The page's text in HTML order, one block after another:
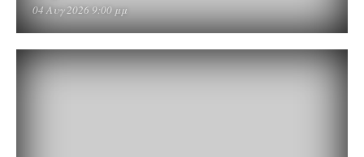
04 Αυγ 2026 9:00 μμ